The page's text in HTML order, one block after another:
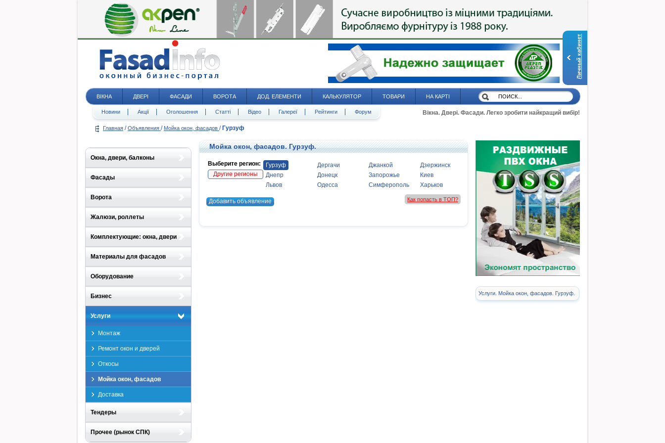
Личный кабинет
ВІКНА ДВЕРІ ФАСАДИ ВОРОТА ДОД. ЕЛЕМЕНТИ КАЛЬКУЛЯТОР ТОВАРИ НА КАРТІ
Новини Акції Оголошення Статті Відео Галереї Рейтинги Форум Вікна. Двері. Фасади. Легко зробити найкращий вибір!
Главная / Объявления / Мойка окон, фасадов / Гурзуф
Окна, двери, балконы
Фасады
Ворота
Жалюзи, роллеты
Комплектующие: окна, двери
Материалы для фасадов
Оборудование
Бизнес
Услуги
Монтаж
Ремонт окон и дверей
Откосы
Мойка окон, фасадов
Доставка
Тендеры
Прочее (рынок СПК)
Мойка окон, фасадов. Гурзуф.
Выберите регион:
Другие регионы
Гурзуф Дергачи Джанкой
Дзержинск
Днепр
Донецк Запорожье
Киев
Львов
Одесса Симферополь Харьков
Добавить объявление Как попасть в ТОП?
Услуги. Мойка окон, фасадов. Гурзуф.